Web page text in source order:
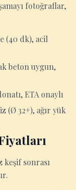
fotoğraflar,
(40 dk), acil
beton uygun,
ETA onaylı
(Ø 32+), ağır yük
sonrası